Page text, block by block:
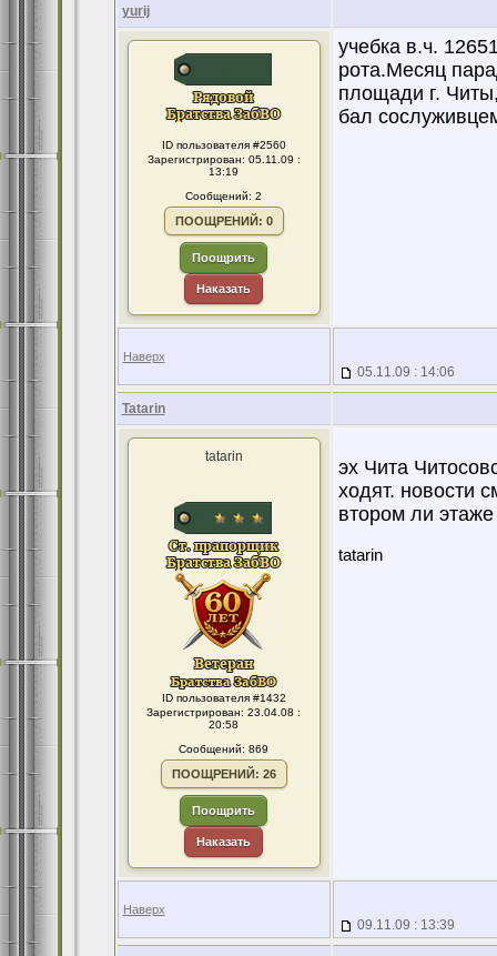
yurij
ID пользователя #2560
Зарегистрирован: 05.11.09 :
13:19
Сообщений: 2
ПООЩРЕНИЙ: 0
Поощрить
Наказать
учебка в.ч.
рота.Месяц
площади г.
бал
Наверх
05.11.09 : 14:06
Tatarin
tatarin
ID пользователя #1432
Зарегистрирован: 23.04.08 :
20:58
Сообщений: 869
ПООЩРЕНИЙ: 26
Поощрить
Наказать
эх Чита
ходят. новости
втором ли
tatarin
Наверх
09.11.09 : 13:39